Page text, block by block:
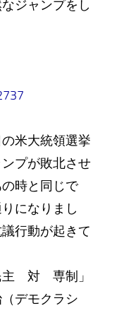
ジャンプをし
米大統領選挙
プが敗北させ
時と同じで
になりまし
行動が起きて
主 対 専制」
デモクラシ